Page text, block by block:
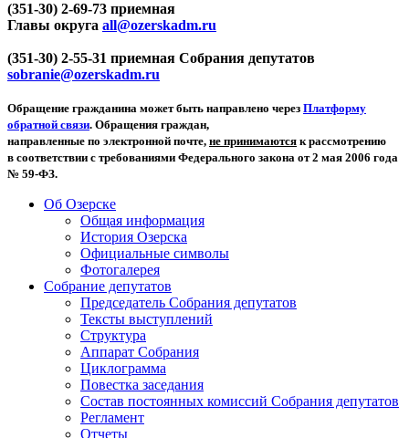
(351-30) 2-69-73 приемная
Главы округа all@ozerskadm.ru
(351-30) 2-55-31 приемная Собрания депутатов
sobranie@ozerskadm.ru
Обращение гражданина может быть направлено через Платформу
обратной связи. Обращения граждан,
направленные по электронной почте, не принимаются к рассмотрению
в соответствии с требованиями Федерального закона от 2 мая 2006 года
№ 59-ФЗ.
Об Озерске
Общая информация
История Озерска
Официальные символы
Фотогалерея
Собрание депутатов
Председатель Собрания депутатов
Тексты выступлений
Структура
Аппарат Собрания
Циклограмма
Повестка заседания
Состав постоянных комиссий Собрания депутатов
Регламент
Отчеты